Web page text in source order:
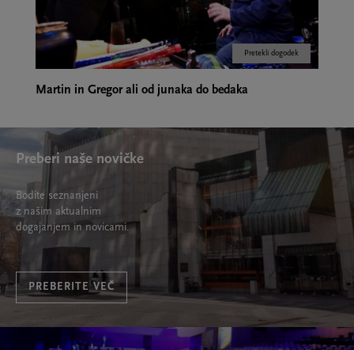
Pretekli dogodek
Martin in Gregor ali od junaka do bedaka
Preberi naše novičke
Bodite seznanjeni
z našim aktualnim
dogajanjem in novicami.
PREBERITE VEČ